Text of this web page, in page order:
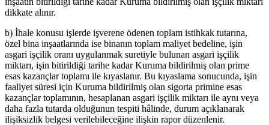
dikkate alınır.
b) İhale konusu işlerde işverene ödenen toplam istihkak tutarına,
özel bina inşaatlarında ise binanın toplam maliyet bedeline, işin
asgari işçilik oranı uygulanmak suretiyle bulunan asgari işçilik
miktarı, işin bitirildiği tarihe kadar Kuruma bildirilmiş olan prime
esas kazançlar toplamı ile kıyaslanır. Bu kıyaslama sonucunda, işin
faaliyet süresi için Kuruma bildirilmiş olan sigorta primine esas
kazançlar toplamının, hesaplanan asgari işçilik miktarı ile aynı veya
daha fazla tutarda olduğunun tespiti hâlinde, durum açıklanarak
ilişiksizlik belgesi verilebileceğine ilişkin rapor düzenlenir.